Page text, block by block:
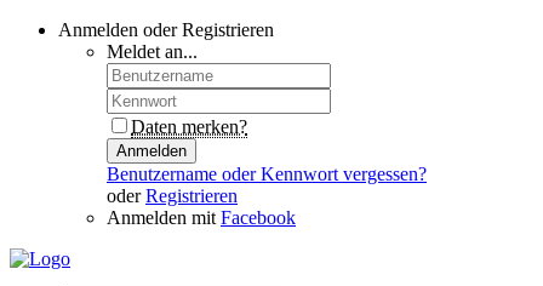
Anmelden oder Registrieren
Meldet an...
Daten merken?
Anmelden
Benutzername oder Kennwort vergessen?
oderRegistrieren
Anmelden mit Facebook